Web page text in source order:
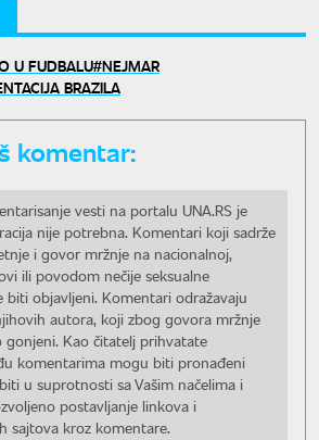
U FUDBALU NEJMAR
BRAZILA
komentar:
vesti na portalu UNA.RS je
nije potrebna. Komentari koji sadrže
i govor mržnje na nacionalnoj,
ili povodom nečije seksualne
biti objavljeni. Komentari odražavaju
autora, koji zbog govora mržnje
Kao čitatelj prihvatate
komentarima mogu biti pronađeni
u suprotnosti sa Vašim načelima i
postavljanje linkova i
sajtova kroz komentare.